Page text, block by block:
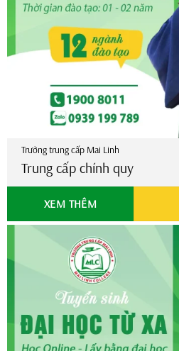
Thư ký văn phòng
Quản lý & Kinh doanh khách sạn
Bảo trì & Sửa chữa ô tô
Điện công nghiệp & dân dụng
Quản trị mạng máy tính
Vẽ và thiết kế trên máy tính
Tin học viễn thông ứng dụng
Tiếng Trung Quốc
Trường trung cấp Mai Linh
Trung cấp chính quy
XEM THÊM